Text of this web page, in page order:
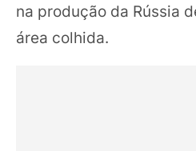
na produção da Rússia
área colhida.